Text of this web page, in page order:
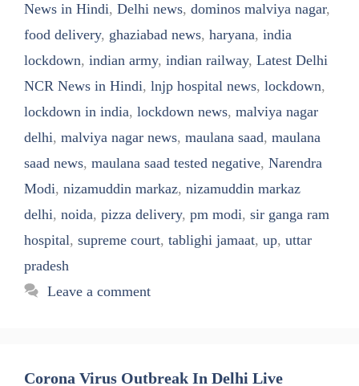
News in Hindi, Delhi news, dominos malviya nagar,
food delivery, ghaziabad news, haryana, india
lockdown, indian army, indian railway, Latest Delhi
NCR News in Hindi, lnjp hospital news, lockdown,
lockdown in india, lockdown news, malviya nagar
delhi, malviya nagar news, maulana saad, maulana
saad news, maulana saad tested negative, Narendra
Modi, nizamuddin markaz, nizamuddin markaz
delhi, noida, pizza delivery, pm modi, sir ganga ram
hospital, supreme court, tablighi jamaat, up, uttar
pradesh
Leave a comment
Corona Virus Outbreak In Delhi Live